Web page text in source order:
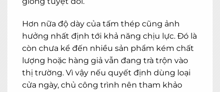
Hơn nữa độ dày của tấm thép cũng ảnh
hưởng nhất định tới khả năng chịu lực. Đó là
còn chưa kể đến nhiều sản phẩm kém chất
lượng hoặc hàng giả vẫn đang trà trộn vào
thị trường. Vì vậy nếu quyết định dùng loại
cửa ngày, chủ công trình nên tham khảo